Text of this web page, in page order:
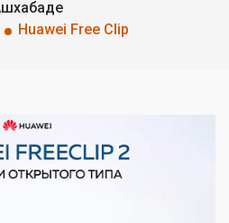
Huawei Free Clip